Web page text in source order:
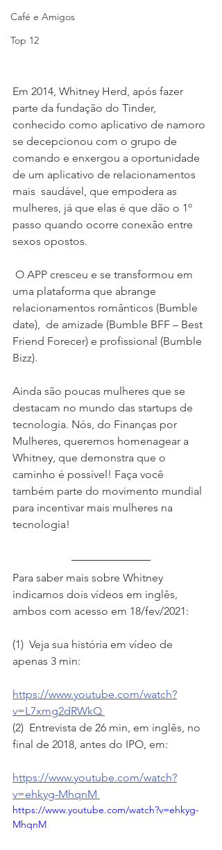
Café e Amigos
Top 12
Em 2014, Whitney Herd, após fazer
parte da fundação do Tinder,
conhecido como aplicativo de namoro
se decepcionou com o grupo de
comando e enxergou a oportunidade
de um aplicativo de relacionamentos
mais  saudável, que empodera as
mulheres, já que elas é que dão o 1º
passo quando ocorre conexão entre
sexos opostos.
uma plataforma que abrange
relacionamentos românticos (Bumble
date),  de amizade (Bumble BFF – Best
Friend Forecer) e profissional (Bumble
Bizz).
Ainda são poucas mulheres que se
destacam no mundo das startups de
tecnologia. Nós, do Finanças por
Mulheres, queremos homenagear a
Whitney, que demonstra que o
caminho é possível! Faça você
também parte do movimento mundial
para incentivar mais mulheres na
tecnologia!
Para saber mais sobre Whitney
indicamos dois vídeos em inglês,
ambos com acesso em 18/fev/2021:
(1)  Veja sua história em vídeo de
apenas 3 min:
https://www.youtube.com/watch?
v=L7xmg2dRWkQ
(2)  Entrevista de 26 min, em inglês, no
final de 2018, antes do IPO, em:
https://www.youtube.com/watch?
v=ehkyg-MhqnM
https://www.youtube.com/watch?v=ehkyg-
MhqnM